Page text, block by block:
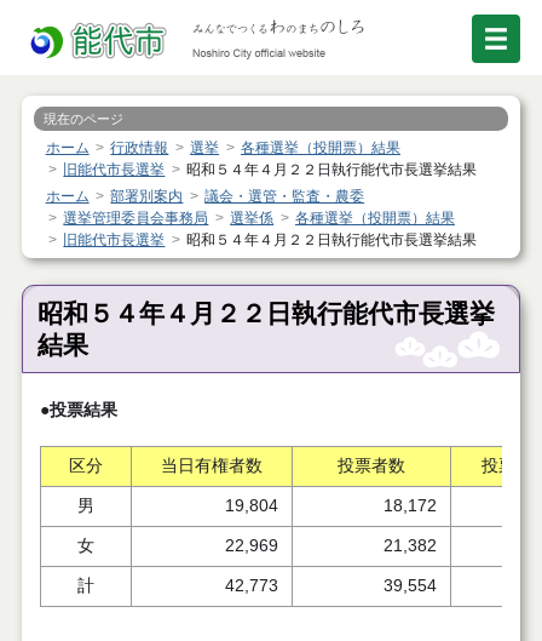
現在のページ
ホーム 行政情報 選挙
各種選挙（投開票）結果
旧能代市長選挙
昭和５４年４月２２日執行能代市長選挙結果
ホーム
部署別案内
議会・選管・監査・農委
選挙管理委員会事務局
選挙係
各種選挙（投開票）結果
旧能代市長選挙
昭和５４年４月２２日執行能代市長選挙結果
昭和５４年４月２２日執行能代市長選挙
結果
●投票結果
区分 当日有権者数 投票者数 投票率
男 19,804 18,172
女 22,969 21,382
計 42,773 39,554